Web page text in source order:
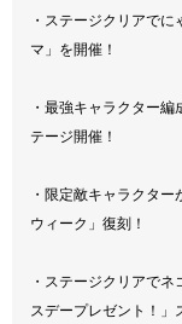
・ステージクリアで
マ」を開催！
・最強キャラクター
テージ開催！
・限定敵キャラクタ
ウィーク」復刻！
・ステージクリアで
スデープレゼント！」